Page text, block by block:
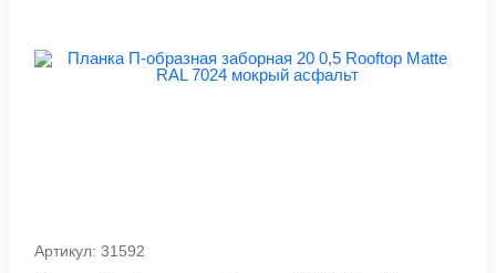
Артикул: 31592